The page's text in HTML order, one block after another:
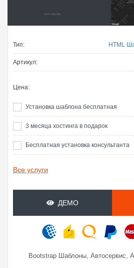
Тип: HTML
Артикул:
Цена:
Установка шаблона бесплатная
3 месяца хостинга в подарок
Бесплатная установка консультанта
Все услуги
ДЕМО
Bootstrap Шаблоны, Автосервис,